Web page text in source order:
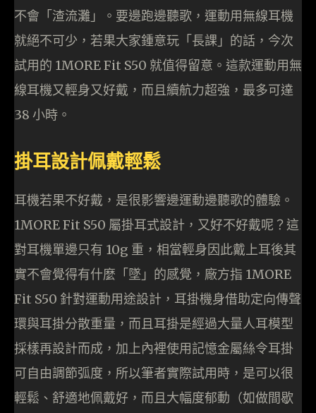
不會「渣流灘」。要邊跑邊聽歌，運動用無線耳機
就絕不可少，若果大家鍾意玩「長課」的話，今次
試用的 1MORE Fit S50 就值得留意。這款運動用無
線耳機又輕身又好戴，而且續航力超強，最多可達
38 小時。
掛耳設計佩戴輕鬆
耳機若果不好戴，是很影響邊運動邊聽歌的體驗。
1MORE Fit S50 屬掛耳式設計，又好不好戴呢？這
對耳機單邊只有 10g 重，相當輕身因此戴上耳後其
實不會覺得有什麼「墜」的感覺，廠方指 1MORE
Fit S50 針對運動用途設計，耳掛機身借助定向傳聲
環與耳掛分散重量，而且耳掛是經過大量人耳模型
採樣再設計而成，加上內裡使用記憶金屬絲令耳掛
可自由調節弧度，所以筆者實際試用時，是可以很
輕鬆、舒適地佩戴好，而且大幅度郁動（如做間歇